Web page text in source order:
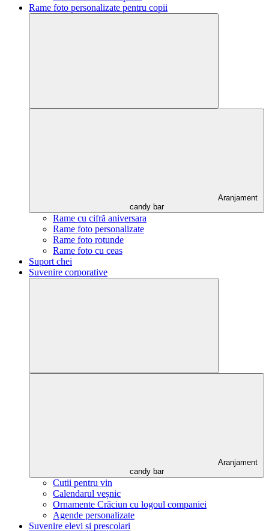
Rame foto personalizate pentru copii
Aranjament
candy bar
Rame cu cifră aniversara
Rame foto personalizate
Rame foto rotunde
Rame foto cu ceas
Suport chei
Suvenire corporative
Aranjament
candy bar
Cutii pentru vin
Calendarul veșnic
Ornamente Crăciun cu logoul companiei
Agende personalizate
Suvenire elevi și preșcolari